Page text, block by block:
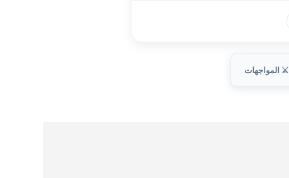
⚔️ المواجهات